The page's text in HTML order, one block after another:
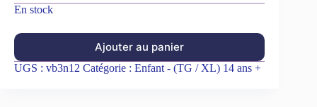
En stock
Ajouter au panier
UGS : vb3n12 Catégorie : Enfant - (TG / XL) 14 ans +